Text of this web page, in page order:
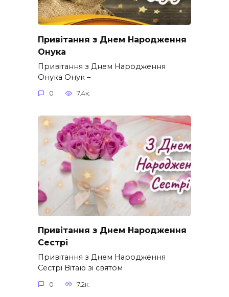
Привітання з Днем Народження
Онука
Привітання з Днем Народження
Онука Онук –
0 7.4к.
Привітання з Днем Народження
Сестрі
Привітання з Днем Народження
Сестрі Вітаю зі святом
0 7.2к.